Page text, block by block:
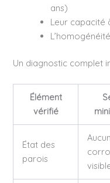
ans)
Leur capacité
Un diagnostic complet
Élément
vérifié
État des
parois